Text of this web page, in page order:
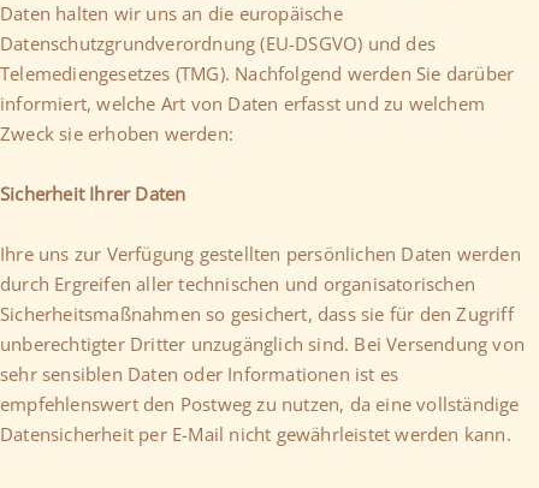
Daten halten wir uns an die europäische
Datenschutzgrundverordnung (EU-DSGVO) und des
Telemediengesetzes (TMG). Nachfolgend werden Sie darüber
informiert, welche Art von Daten erfasst und zu welchem
Zweck sie erhoben werden:
Sicherheit Ihrer Daten
Ihre uns zur Verfügung gestellten persönlichen Daten werden
durch Ergreifen aller technischen und organisatorischen
Sicherheitsmaßnahmen so gesichert, dass sie für den Zugriff
unberechtigter Dritter unzugänglich sind. Bei Versendung von
sehr sensiblen Daten oder Informationen ist es
empfehlenswert den Postweg zu nutzen, da eine vollständige
Datensicherheit per E-Mail nicht gewährleistet werden kann.